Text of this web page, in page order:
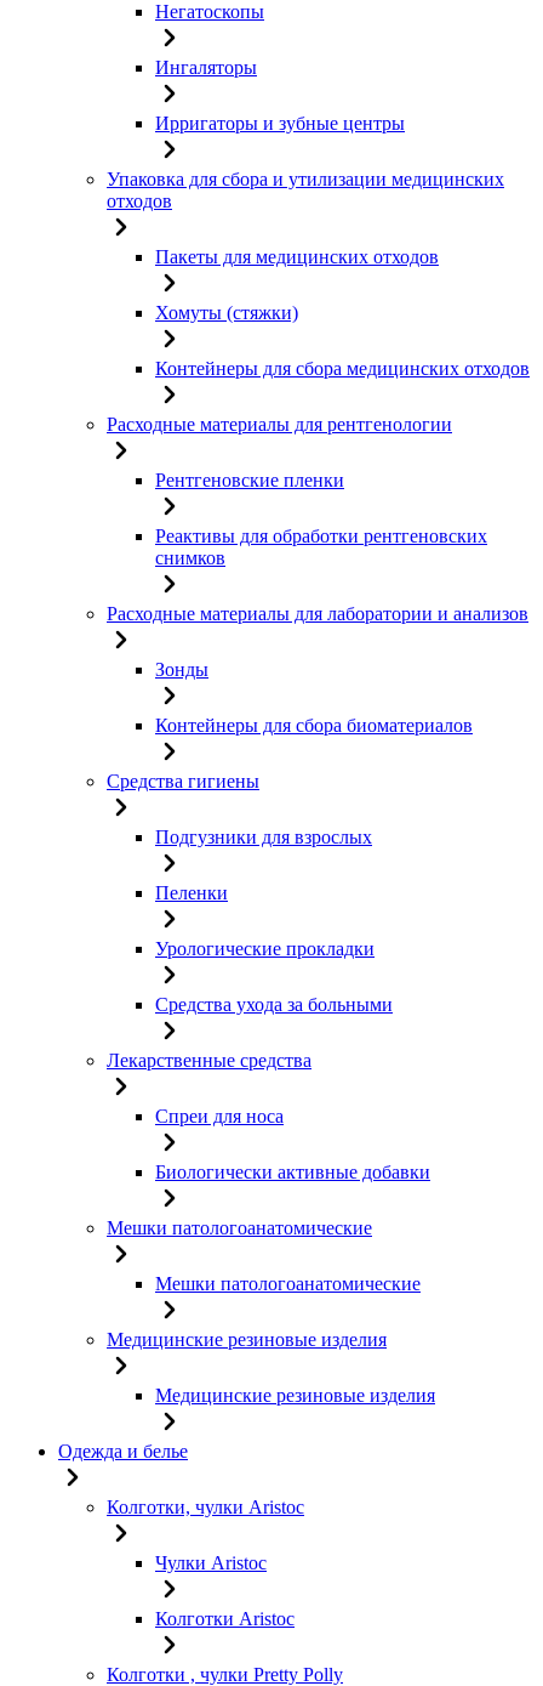
Негатоскопы
Ингаляторы
Ирригаторы и зубные центры
Упаковка для сбора и утилизации медицинских
отходов
Пакеты для медицинских отходов
Хомуты (стяжки)
Контейнеры для сбора медицинских отходов
Расходные материалы для рентгенологии
Рентгеновские пленки
Реактивы для обработки рентгеновских
снимков
Расходные материалы для лаборатории и анализов
Зонды
Контейнеры для сбора биоматериалов
Средства гигиены
Подгузники для взрослых
Пеленки
Урологические прокладки
Средства ухода за больными
Лекарственные средства
Спреи для носа
Биологически активные добавки
Мешки патологоанатомические
Мешки патологоанатомические
Медицинские резиновые изделия
Медицинские резиновые изделия
Одежда и белье
Колготки, чулки Aristoc
Чулки Aristoc
Колготки Aristoc
Колготки , чулки Pretty Polly